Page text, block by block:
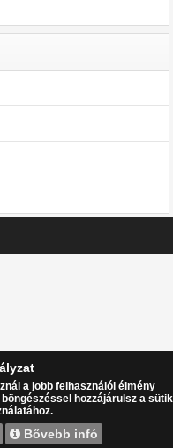
fenntartva.Free Responsive
a jobb felhasználói élmény
hozzájárulsz a sütik
Bővebb infó